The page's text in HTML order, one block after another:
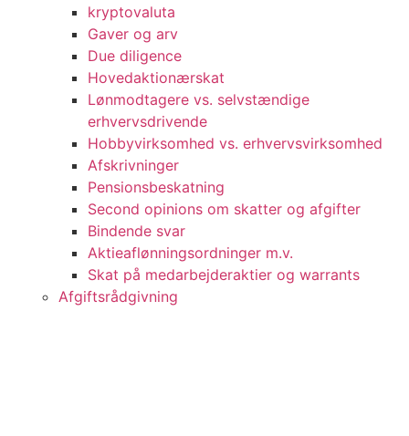
kryptovaluta
Gaver og arv
Due diligence
Hovedaktionærskat
Lønmodtagere vs. selvstændige
erhvervsdrivende
Hobbyvirksomhed vs. erhvervsvirksomhed
Afskrivninger
Pensionsbeskatning
Second opinions om skatter og afgifter
Bindende svar
Aktieaflønningsordninger m.v.
Skat på medarbejderaktier og warrants
Afgiftsrådgivning